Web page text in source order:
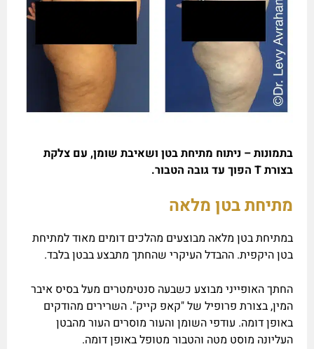
בתמונות – ניתוח מתיחת בטן ושאיבת שומן, עם צלקת
בצורת T הפוך עד גובה הטבור.
מתיחת בטן מלאה
במתיחת בטן מלאה מבוצעים מהלכים דומים מאוד למתיחת
בטן היקפית. ההבדל העיקרי שהחתך מתבצע בבטן בלבד.
החתך האופייני מבוצע כשבעה סנטימטרים מעל בסיס איבר
המין, בצורת פרופיל של "קאפ קייק". השרירים מהודקים
באופן דומה. עודפי השומן והעור מוסרים העור מהבטן
העליונה מוסט מטה והטבור מטופל באופן דומה.